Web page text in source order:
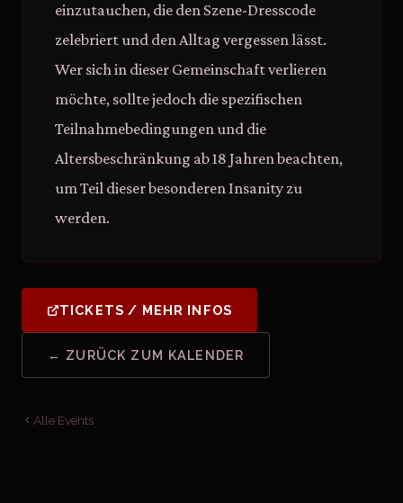
einzutauchen, die den Szene-Dresscode
zelebriert und den Alltag vergessen lässt.
Wer sich in dieser Gemeinschaft verlieren
möchte, sollte jedoch die spezifischen
Teilnahmebedingungen und die
Altersbeschränkung ab 18 Jahren beachten,
um Teil dieser besonderen Insanity zu
werden.
TICKETS / MEHR INFOS
← ZURÜCK ZUM KALENDER
Alle Events